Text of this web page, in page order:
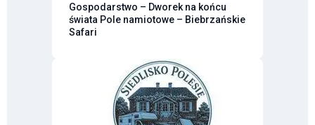
Gospodarstwo – Dworek na końcu
świata Pole namiotowe – Biebrzańskie
Safari